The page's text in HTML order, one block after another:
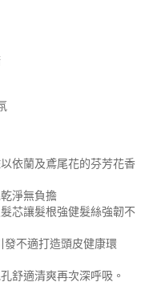
依蘭及鳶尾花的芬芳花香
淨無負擔
芯讓髮根強健髮絲強韌不
發不適打造頭皮健康環
舒適清爽再次深呼吸。